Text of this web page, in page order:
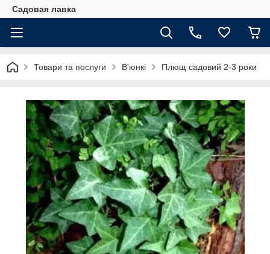
Садовая лавка
Товари та послуги В'юнкі Плющ садовий 2-3 роки